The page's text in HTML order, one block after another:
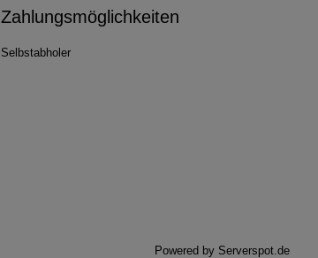
Zahlungsmöglichkeiten
Selbstabholer
Powered by Serverspot.de